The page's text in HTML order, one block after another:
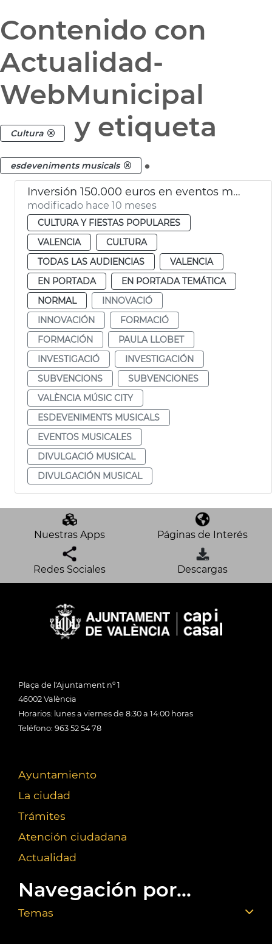
Contenido con
Actualidad-
WebMunicipal
Cultura y etiqueta
esdeveniments musicals .
Inversión 150.000 euros en eventos musicales de València Music City
modificado hace 10 meses
CULTURA Y FIESTAS POPULARES
VALENCIA
CULTURA
TODAS LAS AUDIENCIAS
VALENCIA
EN PORTADA
EN PORTADA TEMÁTICA
NORMAL
INNOVACIÓ
INNOVACIÓN
FORMACIÓ
FORMACIÓN
PAULA LLOBET
INVESTIGACIÓ
INVESTIGACIÓN
SUBVENCIONS
SUBVENCIONES
VALÈNCIA MÚSIC CITY
ESDEVENIMENTS MUSICALS
EVENTOS MUSICALES
DIVULGACIÓ MUSICAL
DIVULGACIÓN MUSICAL
Nuestras Apps Páginas de Interés
Redes Sociales Descargas
Plaça de l'Ajuntament nº 1
46002 València
Horarios: lunes a viernes de 8:30 a 14:00 horas
Teléfono: 963 52 54 78
Ayuntamiento
La ciudad
Trámites
Atención ciudadana
Actualidad
Navegación por...
Temas